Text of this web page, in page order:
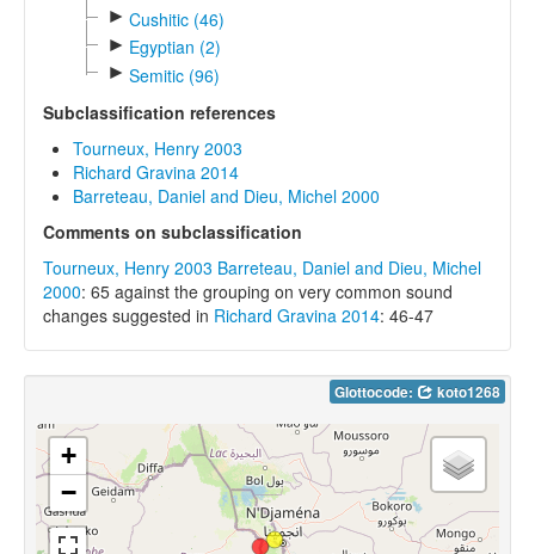
► Cushitic (46)
► Egyptian (2)
► Semitic (96)
Subclassification references
Tourneux, Henry 2003
Richard Gravina 2014
Barreteau, Daniel and Dieu, Michel 2000
Comments on subclassification
Tourneux, Henry 2003 Barreteau, Daniel and Dieu, Michel
2000: 65 against the grouping on very common sound
changes suggested in Richard Gravina 2014: 46-47
Glottocode: koto1268
+
−